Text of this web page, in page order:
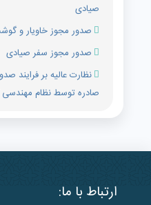
صیادی
صدور مجوز خاویار و
صدور مجوز سفر صیادی
نظارت عالیه بر فرایند
صادره توسط نظام مهندسی
ارتباط با ما: